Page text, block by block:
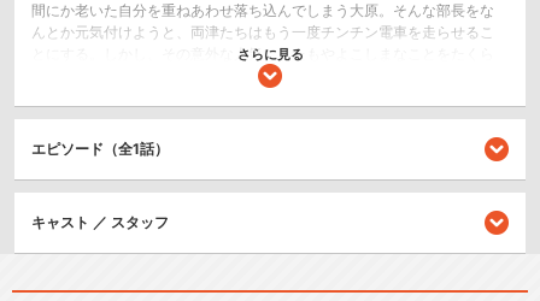
間にか老いた自分を重ねあわせ落ち込んでしまう大原。そんな部長をな
んとか元気付けようと、両津たちはもう一度チンチン電車を走らせるこ
とにする。しかし、その意外な人気にまたもやよこしまなことをたくら
コメディ/ギャグ
こちら葛飾区亀有公園前派出
所
さらに見る
エピソード（全1話）
キャスト ／ スタッフ